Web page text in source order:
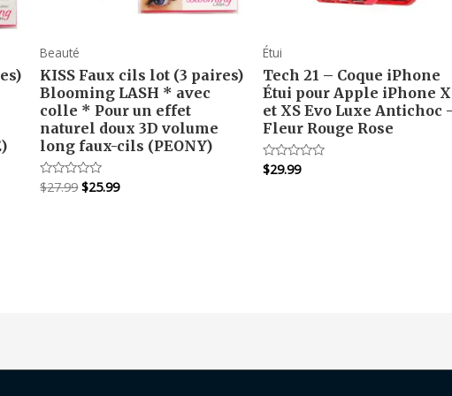
Beauté
KISS Faux cils lot (3 paires)
Blooming LASH * avec
colle * Pour un effet
naturel doux 3D volume
long faux-cils (PEONY)
Note
0
$27.99Le
$25.99Le
Étui
Tech 21 – Coque iPhone
Étui pour Apple iPhone X
et XS Evo Luxe Antichoc
Fleur Rouge Rose
Note
0
$29.99